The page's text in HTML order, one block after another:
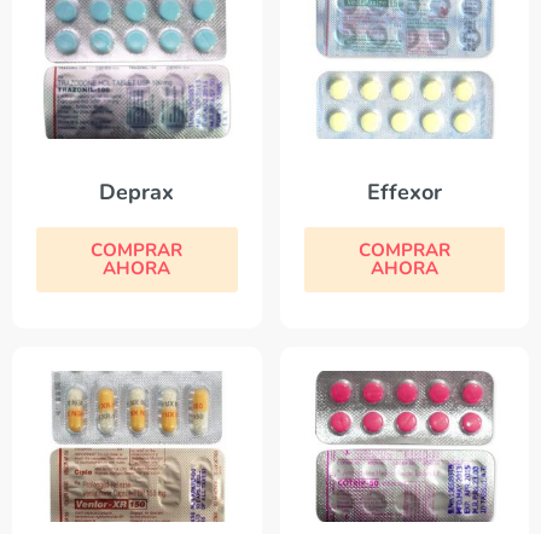
Deprax
COMPRAR
AHORA
Effexor
COMPRAR
AHORA